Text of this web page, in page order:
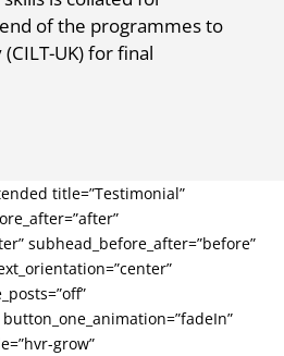
of the programmes to
UK) for final
title=”Testimonial”
subhead_before_after=”before”
grow”